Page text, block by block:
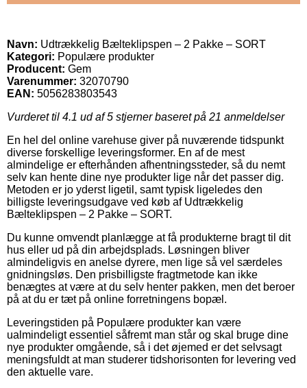
Navn: Udtrækkelig Bælteklipspen – 2 Pakke – SORT
Kategori: Populære produkter
Producent: Gem
Varenummer: 32070790
EAN: 5056283803543
Vurderet til 4.1 ud af 5 stjerner baseret på 21 anmeldelser
En hel del online varehuse giver på nuværende tidspunkt
diverse forskellige leveringsformer. En af de mest
almindelige er efterhånden afhentningssteder, så du nemt
selv kan hente dine nye produkter lige når det passer dig.
Metoden er jo yderst ligetil, samt typisk ligeledes den
billigste leveringsudgave ved køb af Udtrækkelig
Bælteklipspen – 2 Pakke – SORT.
Du kunne omvendt planlægge at få produkterne bragt til dit
hus eller ud på din arbejdsplads. Løsningen bliver
almindeligvis en anelse dyrere, men lige så vel særdeles
gnidningsløs. Den prisbilligste fragtmetode kan ikke
benægtes at være at du selv henter pakken, men det beroer
på at du er tæt på online forretningens bopæl.
Leveringstiden på Populære produkter kan være
ualmindeligt essentiel såfremt man står og skal bruge dine
nye produkter omgående, så i det øjemed er det selvsagt
meningsfuldt at man studerer tidshorisonten for levering ved
den aktuelle vare.